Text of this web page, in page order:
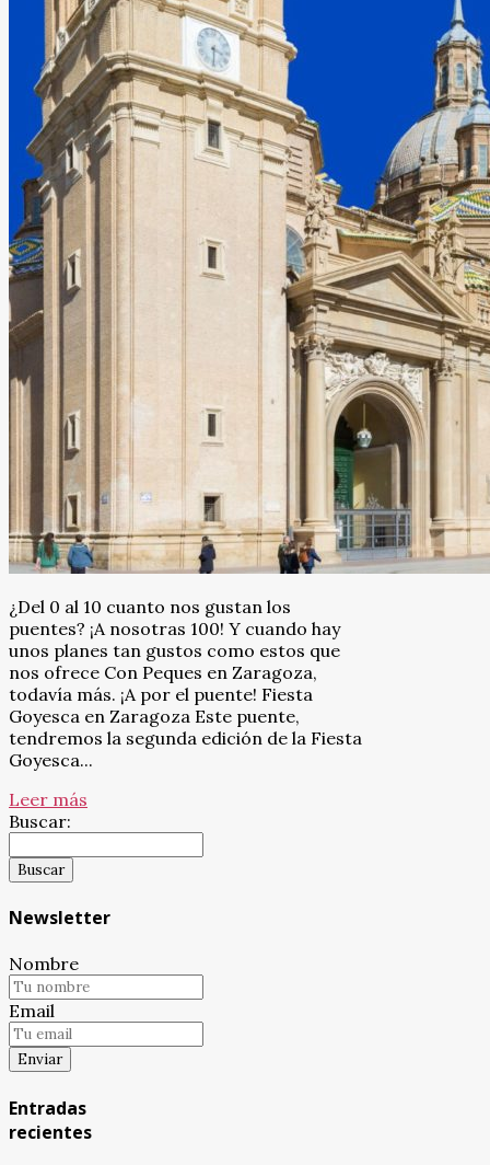
¿Del 0 al 10 cuanto nos gustan los
puentes? ¡A nosotras 100! Y cuando hay
unos planes tan gustos como estos que
nos ofrece Con Peques en Zaragoza,
todavía más. ¡A por el puente! Fiesta
Goyesca en Zaragoza Este puente,
tendremos la segunda edición de la Fiesta
Goyesca...
Leer más
Buscar:
Newsletter
Nombre
Email
Entradas
recientes